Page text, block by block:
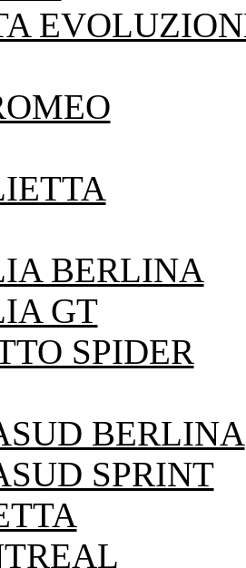
BERLINA
GT
SPIDER
BERLINA
SPRINT